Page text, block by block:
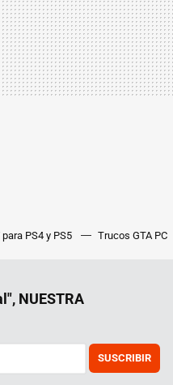
PS4 y PS5 Trucos GTA PC
NUESTRA
SUSCRIBIR